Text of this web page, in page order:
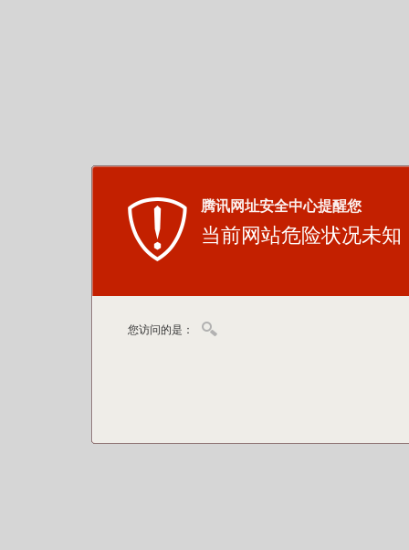
腾讯网址安全中心提醒您
当前网站危险状况未知
您访问的是：